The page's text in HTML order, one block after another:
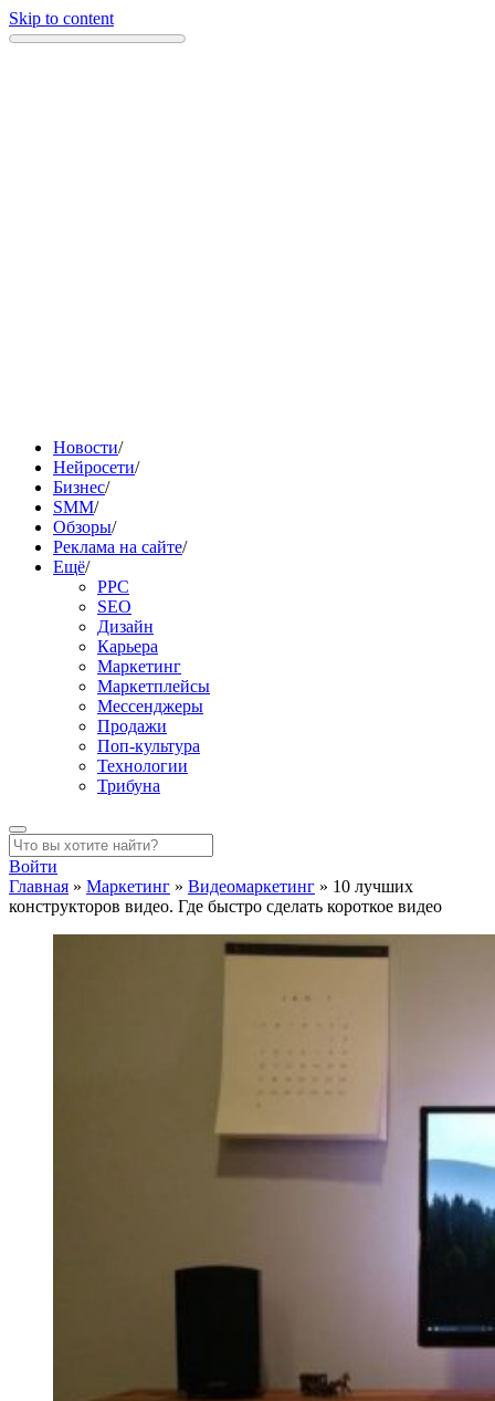
Skip to content
Новости/
Нейросети/
Бизнес/
SMM/
Обзоры/
Реклама на сайте/
Ещё/
PPC
SEO
Дизайн
Карьера
Маркетинг
Маркетплейсы
Мессенджеры
Продажи
Поп-культура
Технологии
Трибуна
Войти
Главная » Маркетинг » Видеомаркетинг » 10 лучших
конструкторов видео. Где быстро сделать короткое видео